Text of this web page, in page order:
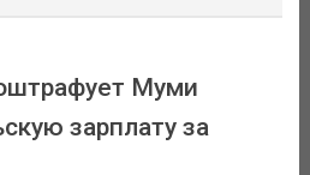
Муми
зарплату за